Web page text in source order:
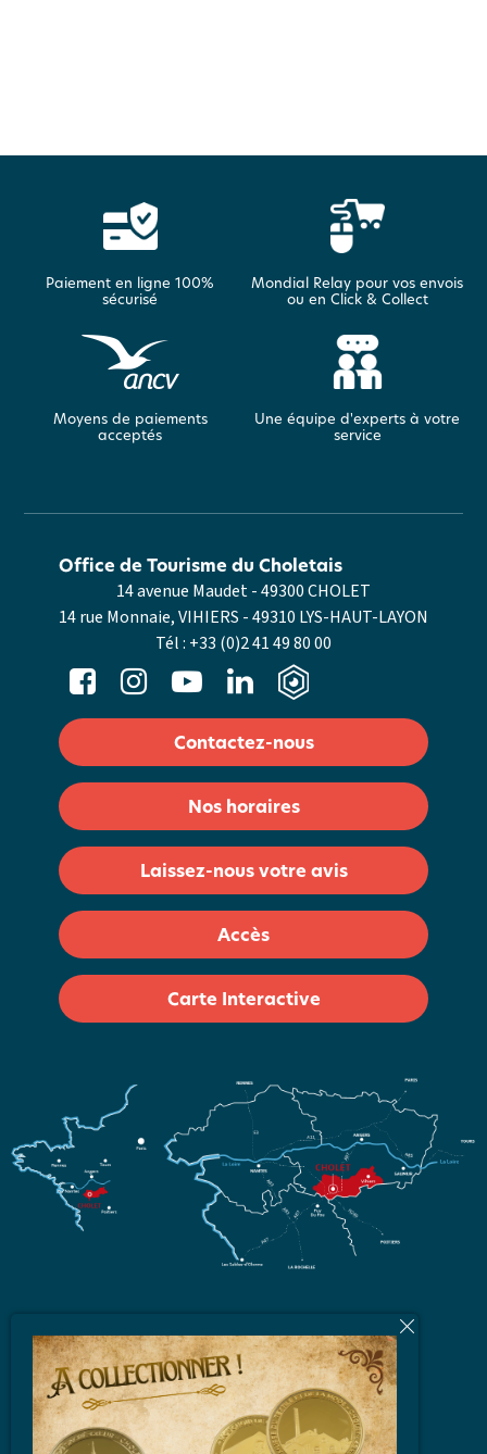
Paiement en ligne 100%
sécurisé
Mondial Relay pour vos envois
ou en Click & Collect
Moyens de paiements
acceptés
Une équipe d'experts à votre
service
14 avenue Maudet - 49300 CHOLET
14 rue Monnaie, VIHIERS - 49310 LYS-HAUT-LAYON
Tél : +33 (0)2 41 49 80 00
Office de Tourisme du Choletais
Contactez-nous
Nos horaires
Laissez-nous votre avis
Accès
Carte Interactive
L'équipe
Brochures et Plans
Vidéos